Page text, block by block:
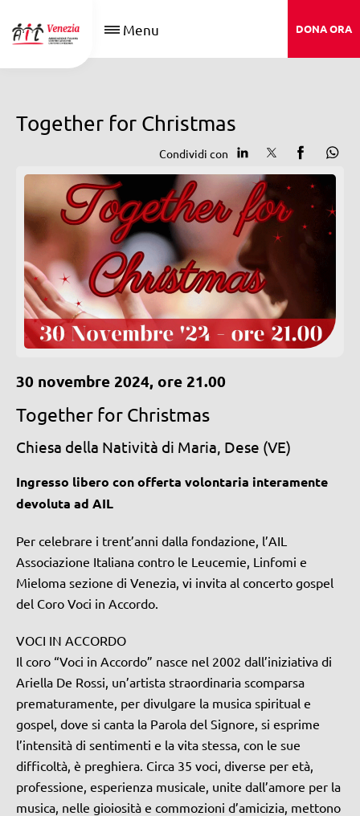
Menu DONA ORA
Together for Christmas
Condividi con
30 novembre 2024, ore 21.00
Together for Christmas
Chiesa della Natività di Maria, Dese (VE)
Ingresso libero con offerta volontaria interamente
devoluta ad AIL
Per celebrare i trent’anni dalla fondazione, l’AIL
Associazione Italiana contro le Leucemie, Linfomi e
Mieloma sezione di Venezia, vi invita al concerto gospel
del Coro Voci in Accordo.
VOCI IN ACCORDO
Il coro “Voci in Accordo” nasce nel 2002 dall’iniziativa di
Ariella De Rossi, un’artista straordinaria scomparsa
prematuramente, per divulgare la musica spiritual e
gospel, dove si canta la Parola del Signore, si esprime
l’intensità di sentimenti e la vita stessa, con le sue
difficoltà, è preghiera. Circa 35 voci, diverse per età,
professione, esperienza musicale, unite dall’amore per la
musica, nelle gioiosità e commozioni d’amicizia, mettono